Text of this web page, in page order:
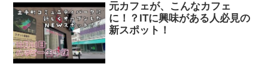
元カフェが、こんなカフェ
に！？ITに興味がある人必見の
新スポット！